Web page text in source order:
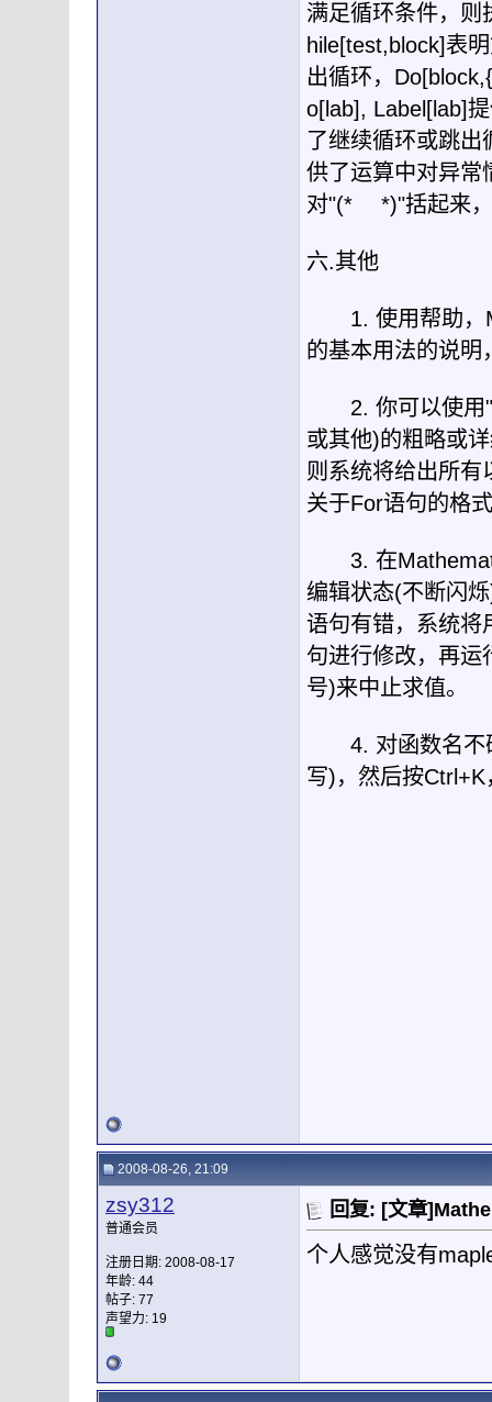
满足循环条件，则
hile[test,block]表
出循环，
o[lab], Label[lab]
了继续循环或跳出
供了运算中对异常
对"(* *)"括起来
六.其他
1. 使用帮助，
的基本用法的说明
2. 你可以使用
或其他)的粗略或
则系统将给出所有
关于For语句的格
3. 在
编辑状态(不断闪烁
语句有错，系统将
句进行修改，再运
号)来中止求值。
4. 对函数名
写)，然后按Ctrl+K
2008-08-26, 21:09
zsy312
普通会员
注册日期: 2008-08-17
年龄: 44
帖子: 77
声望力: 19
回复: [文章
个人感觉没有